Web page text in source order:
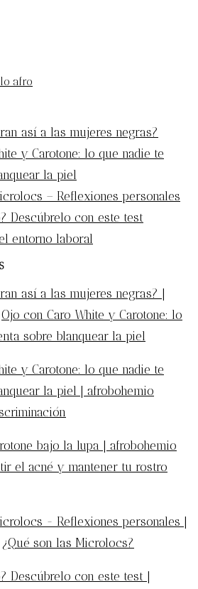
afro
así a las mujeres negras?
y Carotone: lo que nadie te
la piel
– Reflexiones personales
Descúbrelo con este test
entorno laboral
así a las mujeres negras? |
Ojo con Caro White y Carotone: lo
sobre blanquear la piel
y Carotone: lo que nadie te
la piel | afrobohemio
bajo la lupa | afrobohemio
el acné y mantener tu rostro
- Reflexiones personales |
¿Qué son las Microlocs?
Descúbrelo con este test |